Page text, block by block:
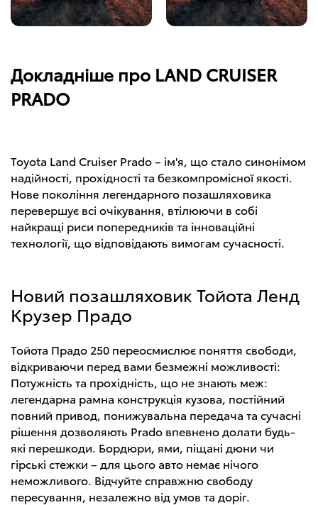
Докладніше про LAND CRUISER
PRADO
Toyota Land Cruiser Prado – ім'я, що стало синонімом
надійності, прохідності та безкомпромісної якості.
Нове покоління легендарного позашляховика
перевершує всі очікування, втілюючи в собі
найкращі риси попередників та інноваційні
технології, що відповідають вимогам сучасності.
Новий позашляховик Тойота Ленд
Крузер Прадо
Тойота Прадо 250 переосмислює поняття свободи,
відкриваючи перед вами безмежні можливості:
Потужність та прохідність, що не знають меж:
легендарна рамна конструкція кузова, постійний
повний привод, понижувальна передача та сучасні
рішення дозволяють Prado впевнено долати будь-
які перешкоди. Бордюри, ями, піщані дюни чи
гірські стежки – для цього авто немає нічого
неможливого. Відчуйте справжню свободу
пересування, незалежно від умов та доріг.